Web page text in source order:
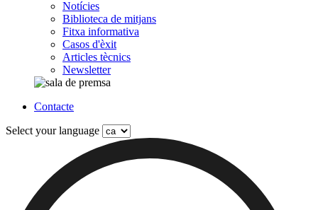
Notícies
Biblioteca de mitjans
Fitxa informativa
Casos d'èxit
Articles tècnics
Newsletter
Contacte
Select your language